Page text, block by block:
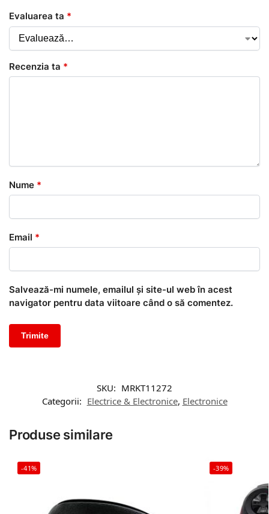
Evaluarea ta *
Recenzia ta *
Nume *
Email *
Salvează-mi numele, emailul și site-ul web în acest
navigator pentru data viitoare când o să comentez.
SKU: MRKT11272
Categorii: Electrice & Electronice, Electronice
Produse similare
-41% -39%